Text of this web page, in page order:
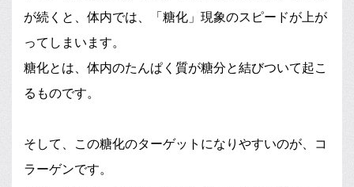
が続くと、体内では、「糖化」現象のスピードが上が
ってしまいます。
糖化とは、体内のたんぱく質が糖分と結びついて起こ
るものです。
そして、この糖化のターゲットになりやすいのが、コ
ラーゲンです。